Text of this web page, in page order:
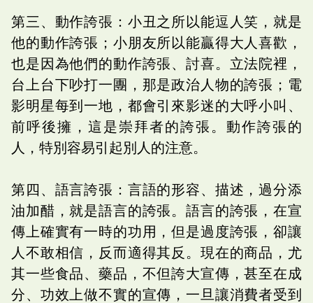
第三、動作誇張：小丑之所以能逗人笑，就是
他的動作誇張；小朋友所以能贏得大人喜歡，
也是因為他們的動作誇張、討喜。立法院裡，
台上台下吵打一團，那是政治人物的誇張；電
影明星每到一地，都會引來影迷的大呼小叫、
前呼後擁，這是崇拜者的誇張。動作誇張的
人，特別容易引起別人的注意。
第四、語言誇張：言語的形容、描述，過分添
油加醋，就是語言的誇張。語言的誇張，在宣
傳上確實有一時的功用，但是過度誇張，卻讓
人不敢相信，反而適得其反。現在的商品，尤
其一些食品、藥品，不但誇大宣傳，甚至在成
分、功效上做不實的宣傳，一旦讓消費者受到